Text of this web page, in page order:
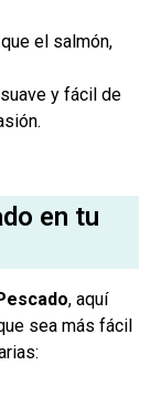
el salmón,
y fácil de
en tu
, aquí
sea más fácil